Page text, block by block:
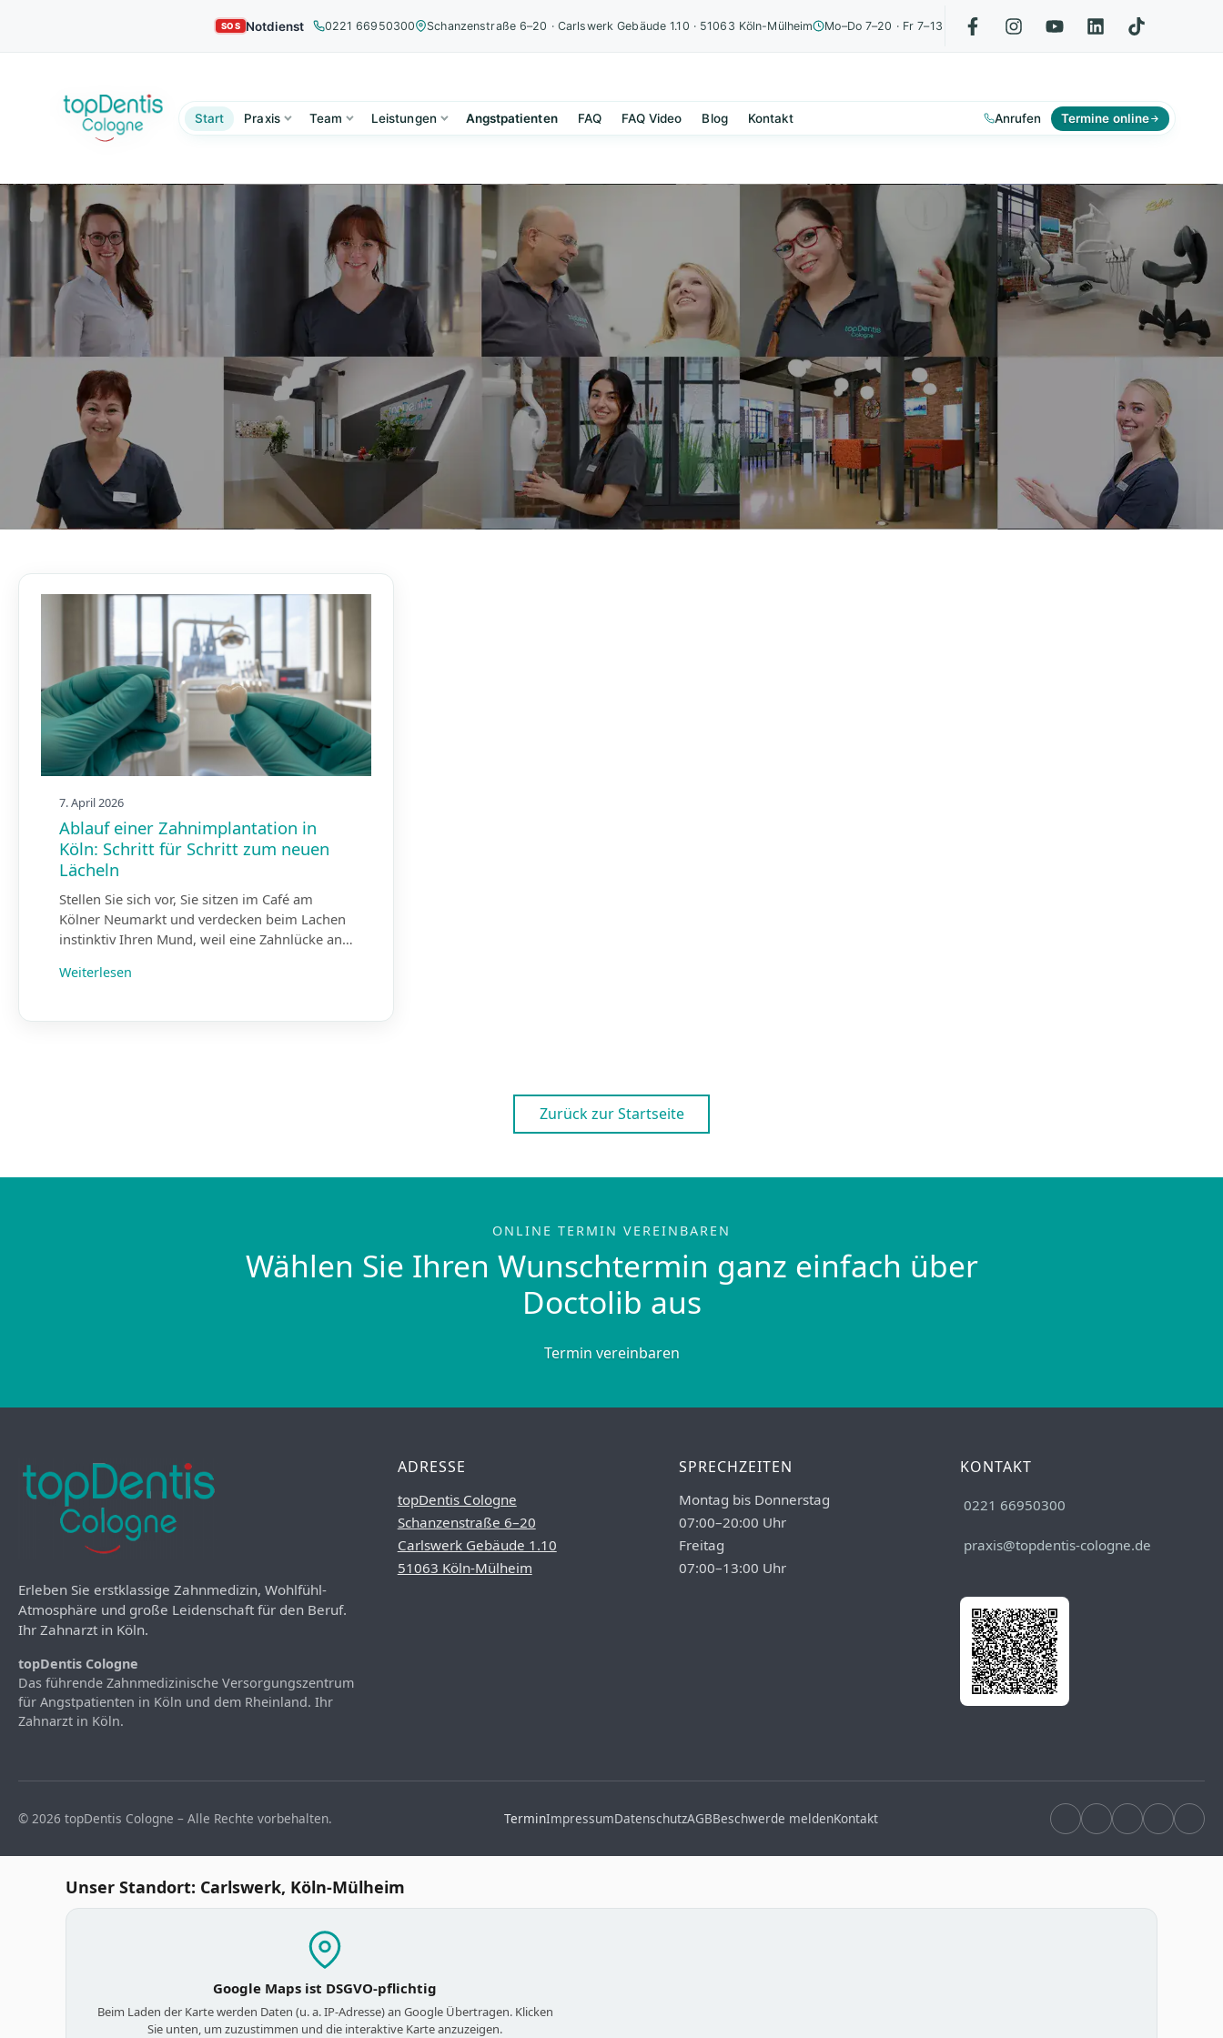
Notdienst 0221 66950300 Schanzenstraße 6–20 · Carlswerk Gebäude 1.10 · 51063 Köln-Mülheim Mo–Do 7–20 · Fr 7–13
Start Praxis Team Leistungen Angstpatienten FAQ FAQ Video Blog Kontakt Anrufen Termine online
Unser Blog
7. April 2026
Ablauf einer Zahnimplantation in
Köln: Schritt für Schritt zum neuen
Lächeln
Stellen Sie sich vor, Sie sitzen im Café am
Kölner Neumarkt und verdecken beim Lachen
instinktiv Ihren Mund, weil eine Zahnlücke an…
Weiterlesen
Zurück zur Startseite
ONLINE TERMIN VEREINBAREN
Wählen Sie Ihren Wunschtermin ganz einfach über
Doctolib aus
Termin vereinbaren
Erleben Sie erstklassige Zahnmedizin, Wohlfühl-
Atmosphäre und große Leidenschaft für den Beruf.
Ihr Zahnarzt in Köln.
topDentis Cologne
Das führende Zahnmedizinische Versorgungszentrum
für Angstpatienten in Köln und dem Rheinland. Ihr
Zahnarzt in Köln.
ADRESSE
topDentis Cologne
Schanzenstraße 6–20
Carlswerk Gebäude 1.10
51063 Köln-Mülheim
SPRECHZEITEN
Montag bis Donnerstag
07:00–20:00 Uhr
Freitag
07:00–13:00 Uhr
KONTAKT
0221 66950300
praxis@topdentis-cologne.de
© 2026 topDentis Cologne – Alle Rechte vorbehalten. TerminImpressumDatenschutzAGBBeschwerde meldenKontakt
Unser Standort: Carlswerk, Köln-Mülheim
Google Maps ist DSGVO-pflichtig
Beim Laden der Karte werden Daten (u. a. IP-Adresse) an Google Übertragen. Klicken
Sie unten, um zuzustimmen und die interaktive Karte anzuzeigen.